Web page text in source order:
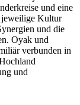
und eine
jeweilige Kultur
und die
Oyak und
verbunden in
und